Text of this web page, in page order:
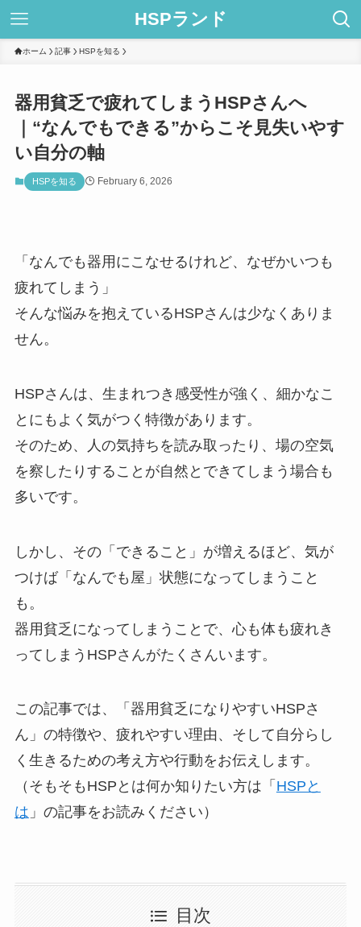
HSPランド
ホーム 記事 HSPを知る
器用貧乏で疲れてしまうHSPさんへ
｜“なんでもできる”からこそ見失いやす
い自分の軸
HSPを知る February 6, 2026
「なんでも器用にこなせるけれど、なぜかいつも
疲れてしまう」
そんな悩みを抱えているHSPさんは少なくありま
せん。
HSPさんは、生まれつき感受性が強く、細かなこ
とにもよく気がつく特徴があります。
そのため、人の気持ちを読み取ったり、場の空気
を察したりすることが自然とできてしまう場合も
多いです。
しかし、その「できること」が増えるほど、気が
つけば「なんでも屋」状態になってしまうこと
も。
器用貧乏になってしまうことで、心も体も疲れき
ってしまうHSPさんがたくさんいます。
この記事では、「器用貧乏になりやすいHSPさ
ん」の特徴や、疲れやすい理由、そして自分らし
く生きるための考え方や行動をお伝えします。
（そもそもHSPとは何か知りたい方は「 HSPと
は 」の記事をお読みください）
目次